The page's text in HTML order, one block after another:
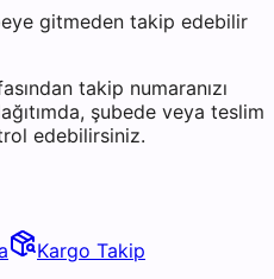
gitmeden takip edebilir
takip numaranızı
şubede veya teslim
edebilirsiniz.
Kargo Takip